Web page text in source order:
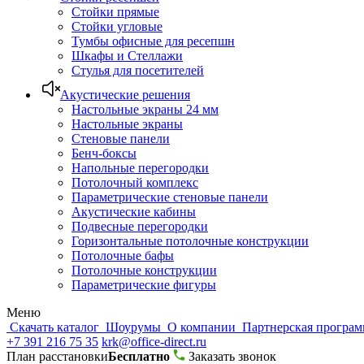
Стойки прямые
Стойки угловые
Тумбы офисные для ресепшн
Шкафы и Стеллажи
Стулья для посетителей
Акустические решения
Настольные экраны 24 мм
Настольные экраны
Стеновые панели
Бенч-боксы
Напольные перегородки
Потолочный комплекс
Параметрические стеновые панели
Акустические кабины
Подвесные перегородки
Горизонтальные потолочные конструкции
Потолочные бафы
Потолочные конструкции
Параметрические фигуры
Меню
Скачать каталог Шоурумы О компании Партнерская
+7 391 216 75 35 krk@office-direct.ru
План расстановкиБесплатно
Заказать звонок